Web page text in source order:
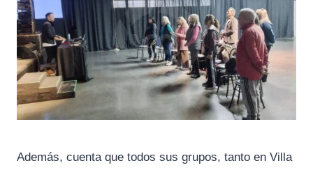
Además, cuenta que todos sus grupos, tanto en Villa